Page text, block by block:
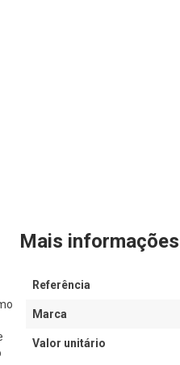
Mais informações
Referência
Marca
Valor unitário